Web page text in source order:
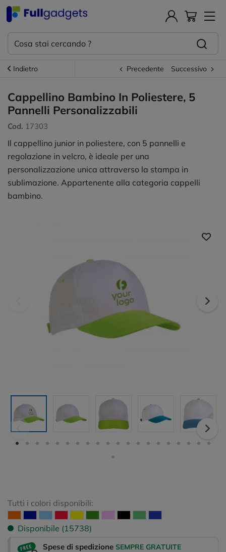
Indietro Precedente Successivo
Cappellino Bambino In Poliestere, 5
Pannelli Personalizzabili
Cod. 17303
Il cappellino junior in poliestere, con 5 pannelli e
regolazione in velcro, è ideale per una
personalizzazione unica attraverso la stampa in
sublimazione. Appartenente alla categoria cappelli
bambino.
Tutti i colori disponibili:
Disponibile (15738)
Spese di spedizione SEMPRE GRATUITE